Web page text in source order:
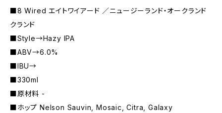
■8 Wired エイトワイアード ／ニュージーランド・オークランド
クランド
■Style→Hazy IPA
■ABV→6.0%
■IBU→
■330ml
■原材料 -
■ホップ Nelson Sauvin, Mosaic, Citra, Galaxy